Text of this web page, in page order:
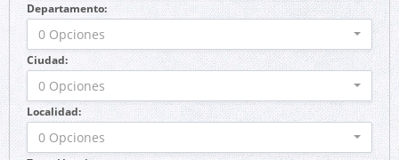
Departamento:
0 Opciones
Ciudad:
0 Opciones
Localidad:
0 Opciones